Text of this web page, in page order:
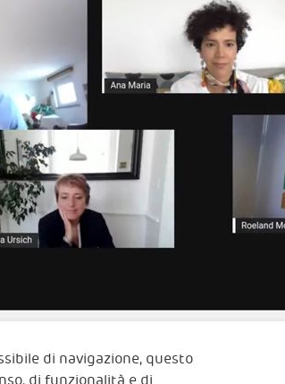
di navigazione, questo
di funzionalità e di